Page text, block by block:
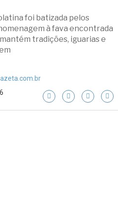
foi batizada pelos
à fava encontrada
tradições, iguarias e